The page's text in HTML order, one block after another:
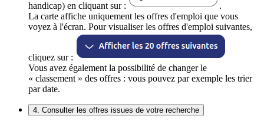
handicap) en cliquant sur :
.
La carte affiche uniquement les offres d'emploi que vous
voyez à l'écran. Pour visualiser les offres d'emploi suivantes,
cliquez sur :
Vous avez également la possibilité de changer le
« classement » des offres : vous pouvez par exemple les trier
par date.
4. Consulter les offres issues de votre recherche